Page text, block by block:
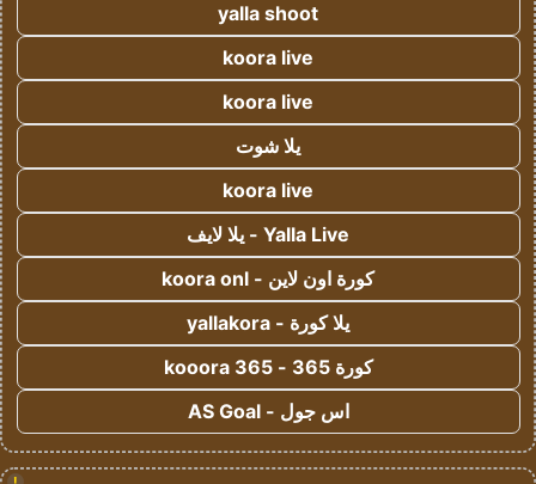
yalla shoot
koora live
koora live
يلا شوت
koora live
Yalla Live - يلا لايف
كورة اون لاين - koora onl
يلا كورة - yallakora
كورة 365 - kooora 365
اس جول - AS Goal